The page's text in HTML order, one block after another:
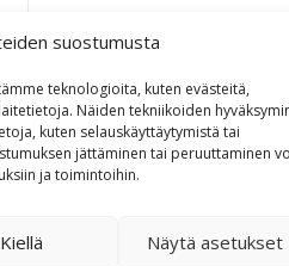
suostumusta
teknologioita, kuten evästeitä,
Näiden tekniikoiden
kuten selauskäyttäytymistä tai
jättäminen tai peruuttaminen
ja toimintoihin.
Kiellä Näytä asetukset
oli: 188,75€.
on: 113,28€.